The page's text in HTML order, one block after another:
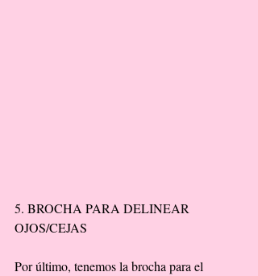
5. BROCHA PARA DELINEAR
OJOS/CEJAS
Por último, tenemos la brocha para el